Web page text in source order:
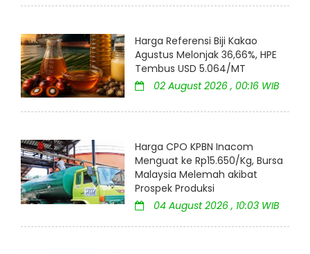
Harga Referensi Biji Kakao
Agustus Melonjak 36,66%, HPE
Tembus USD 5.064/MT
02 August 2026 , 00:16 WIB
Harga CPO KPBN Inacom
Menguat ke Rp15.650/Kg, Bursa
Malaysia Melemah akibat
Prospek Produksi
04 August 2026 , 10:03 WIB